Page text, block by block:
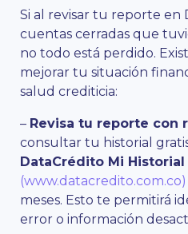
Si al revisar tu reporte en
cuentas cerradas que
no todo está perdido.
mejorar tu situación
salud crediticia:
– Revisa tu reporte con
consultar tu historial
DataCrédito Mi Historial
(www.datacredito.com.co)
meses. Esto te permitirá
error o información